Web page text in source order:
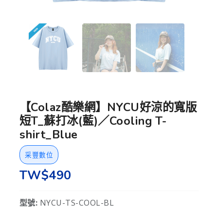
【Colaz酷樂網】NYCU好涼的寬版
短T_蘇打冰(藍)／Cooling T-
shirt_Blue
采豐數位
TW$490
型號: NYCU-TS-COOL-BL